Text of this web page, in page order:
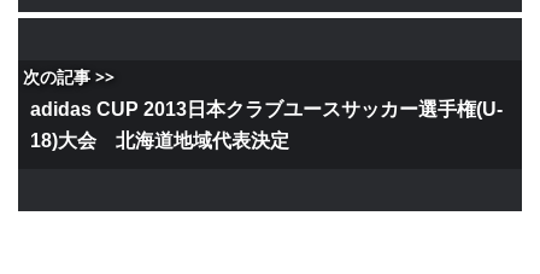
次の記事 >>
adidas CUP 2013日本クラブユースサッカー選手権(U-
18)大会 北海道地域代表決定